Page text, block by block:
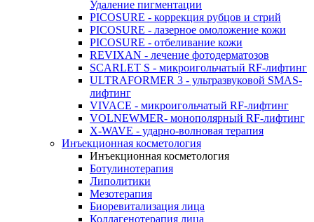
Удаление пигментации
PICOSURE - коррекция рубцов и стрий
PICOSURE - лазерное омоложение кожи
PICOSURE - отбеливание кожи
REVIXAN - лечение фотодерматозов
SCARLET S - микроигольчатый RF-лифтинг
ULTRAFORMER 3 - ультразвуковой SMAS-
лифтинг
VIVACE - микроигольчатый RF-лифтинг
VOLNEWMER- монополярный RF-лифтинг
X-WAVE - ударно-волновая терапия
Инъекционная косметология
Инъекционная косметология
Ботулинотерапия
Липолитики
Мезотерапия
Биоревитализация лица
Коллагенотерапия лица